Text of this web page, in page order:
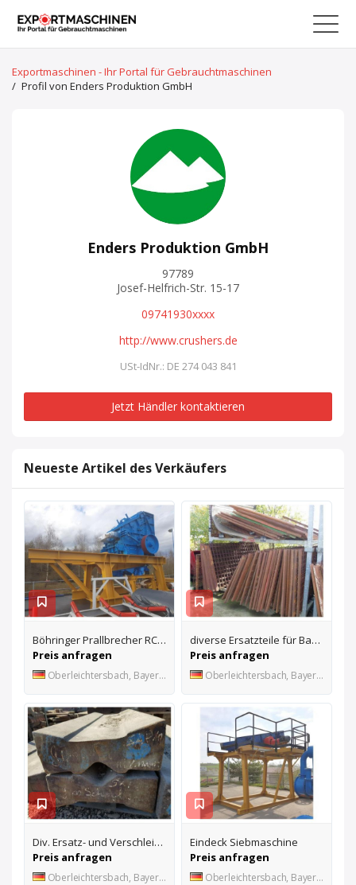
Exportmaschinen - Ihr Portal für Gebrauchtmaschinen
/ Profil von Enders Produktion GmbH
Enders Produktion GmbH
97789
Josef-Helfrich-Str. 15-17
09741930xxxx
http://www.crushers.de
USt-IdNr.: DE 274 043 841
Jetzt Händler kontaktieren
Neueste Artikel des Verkäufers
Böhringer Prallbrecher RC-14
Preis anfragen
Oberleichtersbach, Bayern, DE
diverse Ersatzteile für Bau- u. Aufbereitungsmaschinen
Preis anfragen
Oberleichtersbach, Bayern, DE
Div. Ersatz- und Verschleißteile für Brecher
Preis anfragen
Oberleichtersbach, Bayern, DE
Eindeck Siebmaschine
Preis anfragen
Oberleichtersbach, Bayern, DE